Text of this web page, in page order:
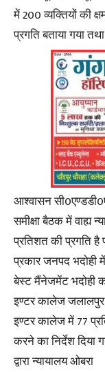
में 200 व्यक्तियों की
प्रगति बताया गया
आश्वासन
समीक्षा बैठक में वाह्य
प्रतिशत की प्रगति है
प्रकार जनपद भदोही
बेस्ट मैंनेजमेंट भदोही
इण्टर कालेज जलालपुर
इण्टर कालेज में 77
करने का निर्देश
द्वारा न्यायालय ओबरा